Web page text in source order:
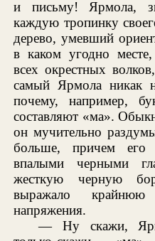
и письму! Ярмола,
каждую тропинку
дерево, умевший
в каком угодно
всех окрестных
самый Ярмола никак
почему, например,
составляют «ма».
он мучительно
больше, причем его
впалыми черными
жесткую черную
выражало крайнюю
напряжения.
— Ну скажи,